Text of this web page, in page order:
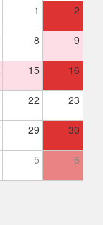
1 2
8 9
15 16
22 23
29 30
5 6